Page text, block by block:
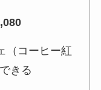
（コーヒー紅
きる